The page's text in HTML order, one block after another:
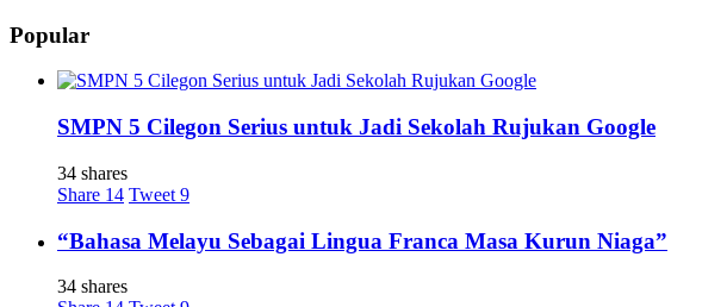
Popular
SMPN 5 Cilegon Serius untuk Jadi Sekolah Rujukan Google
34 shares
Share 14 Tweet 9
“Bahasa Melayu Sebagai Lingua Franca Masa Kurun Niaga”
34 shares